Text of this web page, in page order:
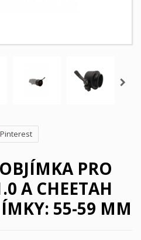
Pinterest
PRO
A CHEETAH
55-59 MM